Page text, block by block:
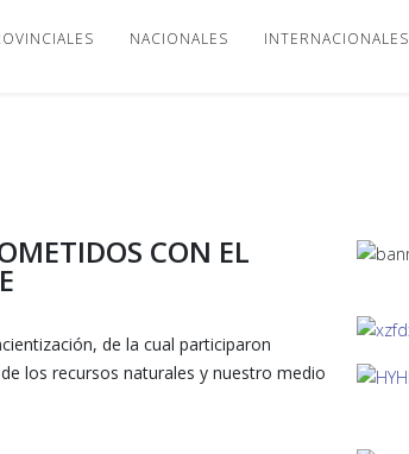
NACIONALES INTERNACIONALES
CON EL
de la cual participaron
los recursos naturales y nuestro medio